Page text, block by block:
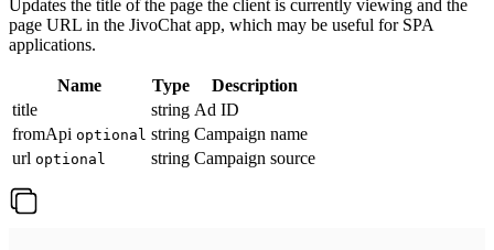
Updates the title of the page the client is currently viewing and the
page URL in the JivoChat app, which may be useful for SPA
applications.
Name Type
Description
title
string Ad ID
fromApi optional string Campaign name
url optional string Campaign source